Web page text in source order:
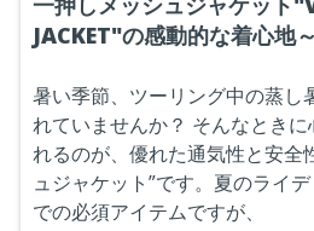
JACKET"の感動的な着心地～
暑い季節、ツーリング中の蒸し
れていませんか？ そんなときに
れるのが、優れた通気性と安全
ュジャケット”です。夏のライ
での必須アイテムですが、